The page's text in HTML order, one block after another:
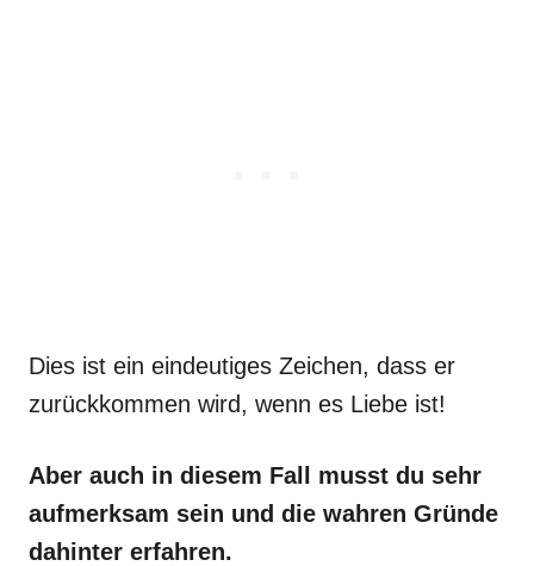
Dies ist ein eindeutiges Zeichen, dass er
zurückkommen wird, wenn es Liebe ist!
Aber auch in diesem Fall musst du sehr
aufmerksam sein und die wahren Gründe
dahinter erfahren.